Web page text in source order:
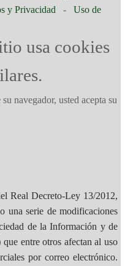
y Privacidad - Uso de
usa cookies
navegador, usted acepta su
Real Decreto-Ley 13/2012,
una serie de modificaciones
de la Información y de
entre otros afectan al uso
por correo electrónico.